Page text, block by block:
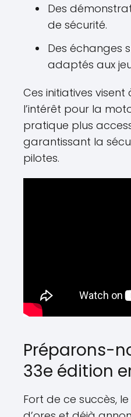
Des
de sécurité.
Des échanges
adaptés aux
Ces initiatives
l’intérêt pour la
pratique plus
garantissant la
pilotes.
Préparons-
33e édition
Fort de ce succès,